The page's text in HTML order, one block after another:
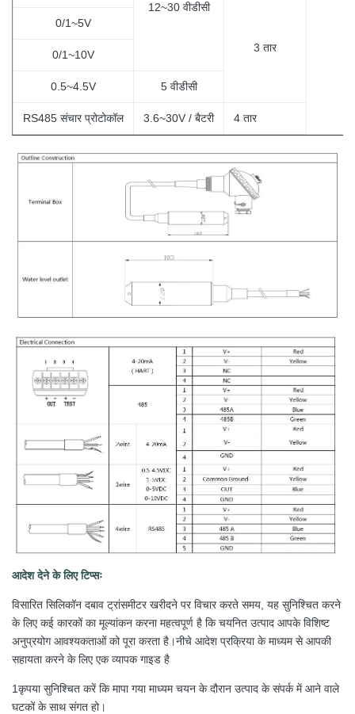
12~30 वीडीसी
3 तार
0/1~5V
0/1~10V
0.5~4.5V 5 वीडीसी
RS485 संचार प्रोटोकॉल 3.6~30V / बैटरी 4 तार
आदेश देने के लिए टिप्सः
विसारित सिलिकॉन दबाव ट्रांसमीटर खरीदने पर विचार करते समय, यह सुनिश्चित करने
के लिए कई कारकों का मूल्यांकन करना महत्वपूर्ण है कि चयनित उत्पाद आपके विशिष्ट
अनुप्रयोग आवश्यकताओं को पूरा करता है।नीचे आदेश प्रक्रिया के माध्यम से आपकी
सहायता करने के लिए एक व्यापक गाइड है
1कृपया सुनिश्चित करें कि मापा गया माध्यम चयन के दौरान उत्पाद के संपर्क में आने वाले
घटकों के साथ संगत हो।